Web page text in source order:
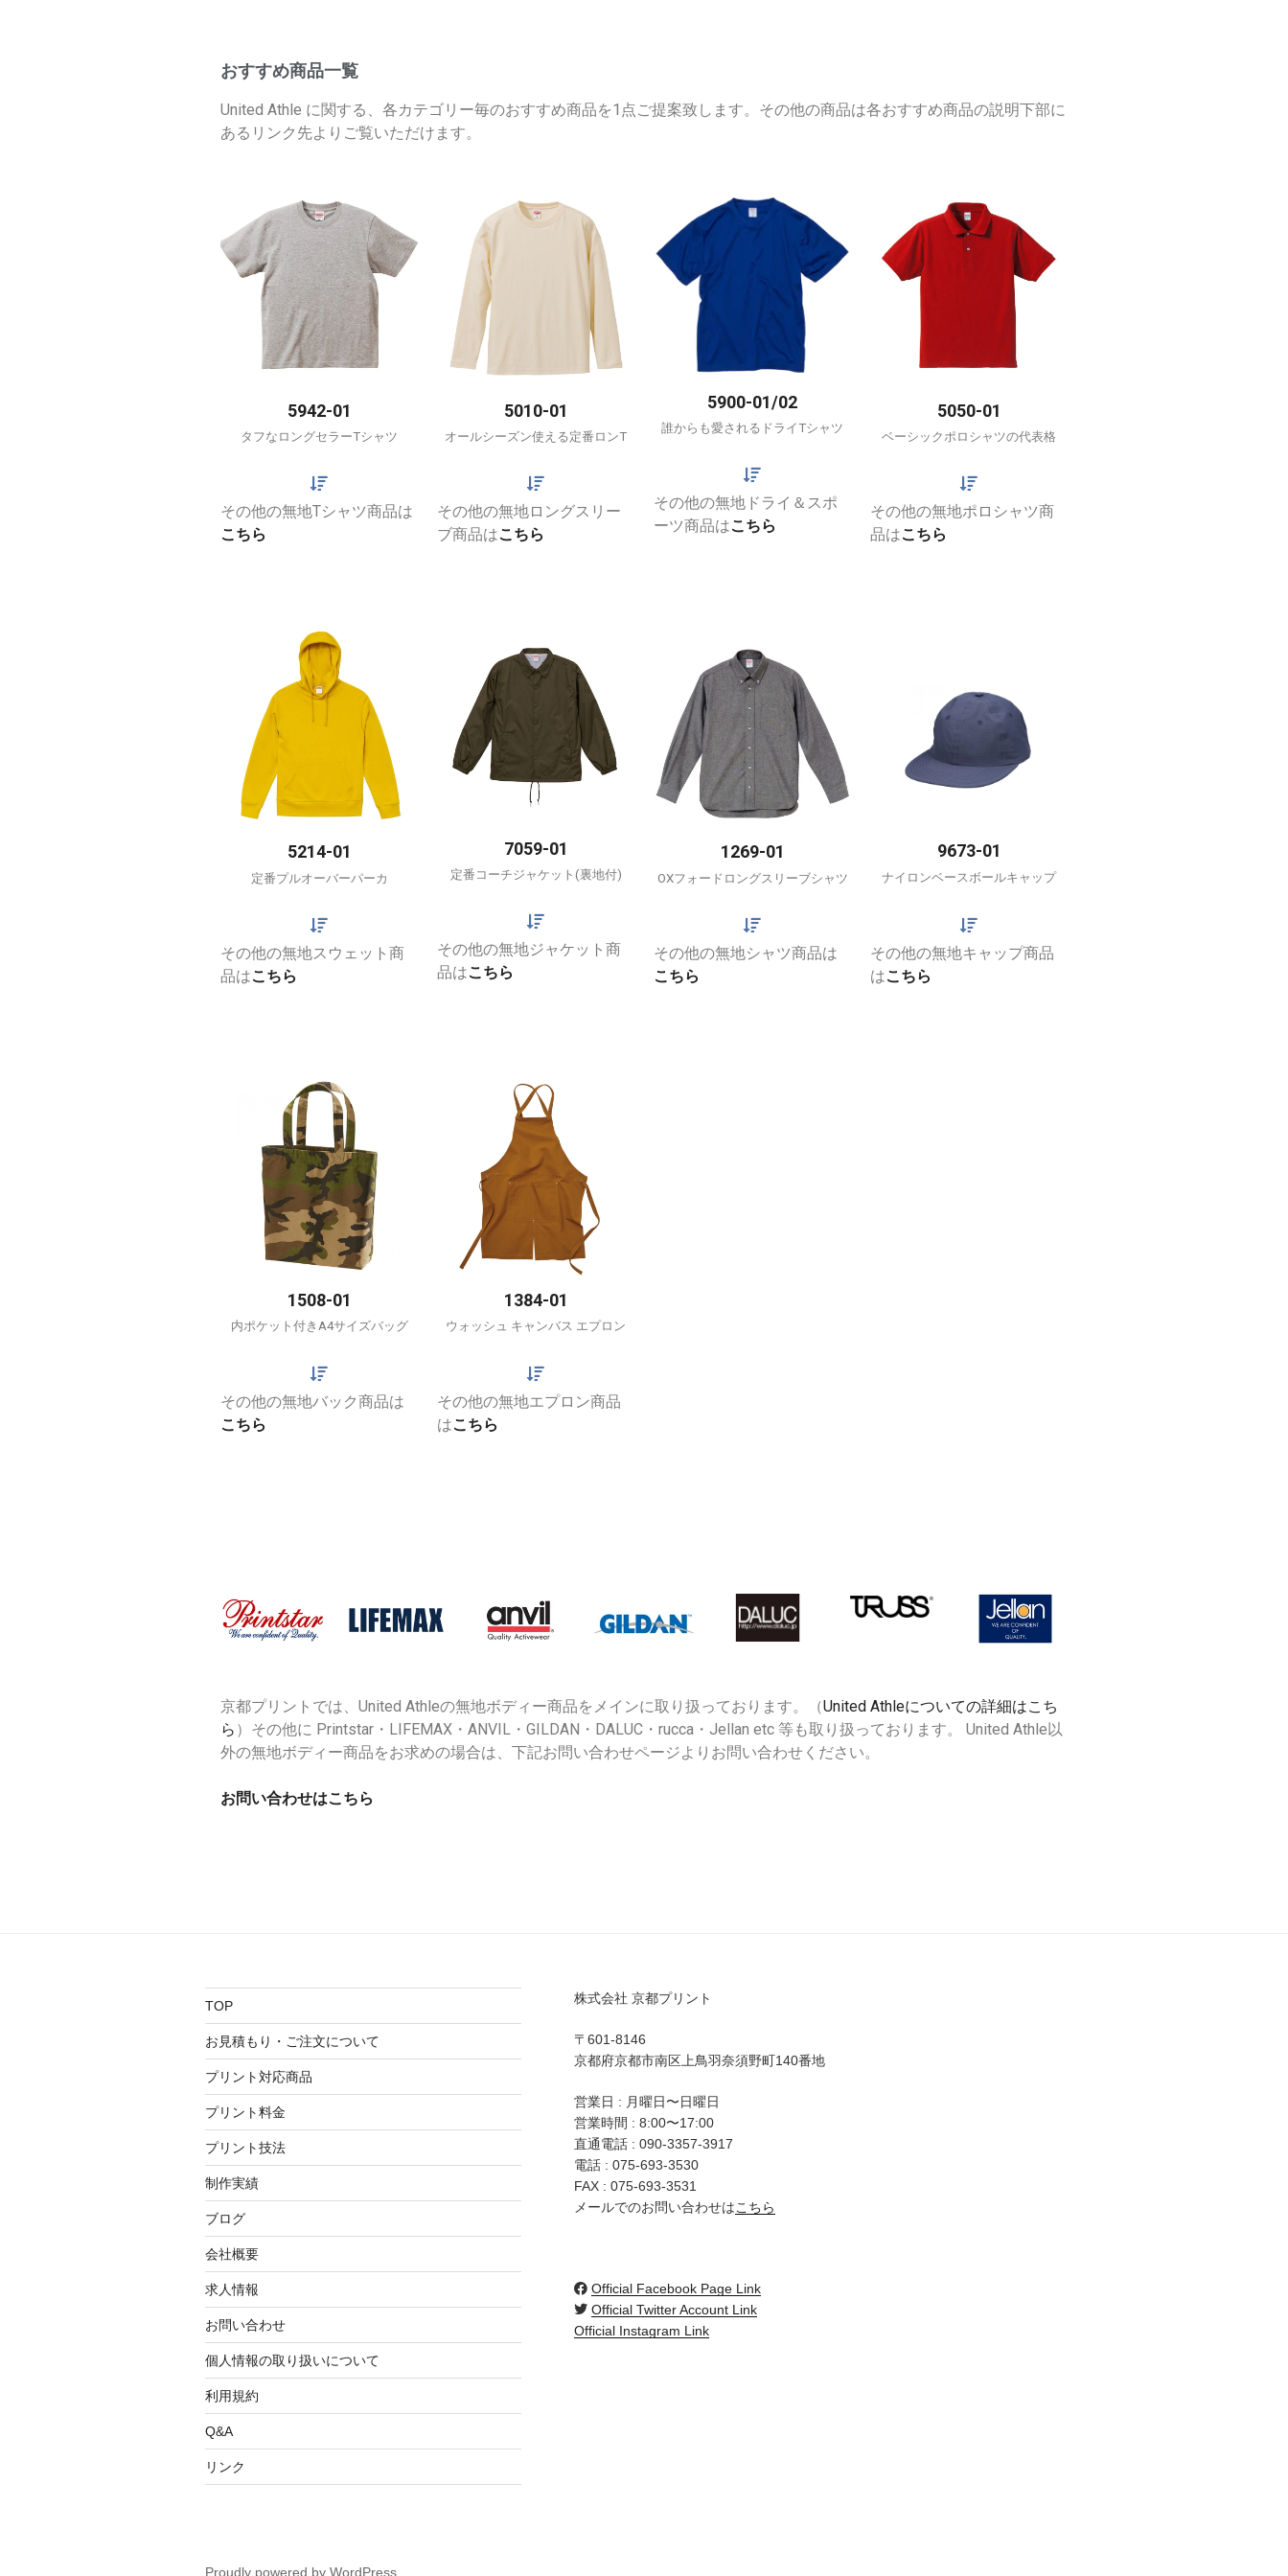
おすすめ商品一覧
United Athle に関する、各カテゴリー毎のおすすめ商品を1点ご提案致します。その他の商品は各おすすめ商品の説明下部に
あるリンク先よりご覧いただけます。
5942-01
タフなロングセラーTシャツ
その他の無地Tシャツ商品は
こちら
5010-01
オールシーズン使える定番ロンT
その他の無地ロングスリー
ブ商品はこちら
5900-01/02
誰からも愛されるドライTシャツ
その他の無地ドライ＆スポ
ーツ商品はこちら
5050-01
ベーシックポロシャツの代表格
その他の無地ポロシャツ商
品はこちら
5214-01
定番プルオーバーパーカ
その他の無地スウェット商
品はこちら
7059-01
定番コーチジャケット(裏地付)
その他の無地ジャケット商
品はこちら
1269-01
OXフォードロングスリーブシャツ
その他の無地シャツ商品は
こちら
9673-01
ナイロンベースボールキャップ
その他の無地キャップ商品
はこちら
1508-01
内ポケット付きA4サイズバッグ
その他の無地バック商品は
こちら
1384-01
ウォッシュ キャンバス エプロン
その他の無地エプロン商品
はこちら
京都プリントでは、United Athleの無地ボディー商品をメインに取り扱っております。（United Athleについての詳細はこち
ら ）その他に Printstar・LIFEMAX・ANVIL・GILDAN・DALUC・rucca・Jellan etc 等も取り扱っております。 United Athle以
外の無地ボディー商品をお求めの場合は、下記お問い合わせページよりお問い合わせください。
お問い合わせはこちら
TOP
お見積もり・ご注文について
プリント対応商品
プリント料金
プリント技法
制作実績
ブログ
会社概要
求人情報
お問い合わせ
個人情報の取り扱いについて
利用規約
Q&A
リンク
株式会社 京都プリント
〒601-8146
京都府京都市南区上鳥羽奈須野町140番地
営業日 : 月曜日〜日曜日
営業時間 : 8:00〜17:00
直通電話 : 090-3357-3917
電話 : 075-693-3530
FAX : 075-693-3531
メールでのお問い合わせはこちら
Official Facebook Page Link
Official Twitter Account Link
Official Instagram Link
Proudly powered by WordPress